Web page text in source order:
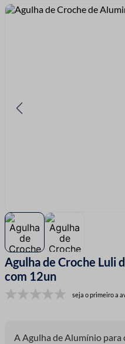
Agulha de Croche Luli
com 12un
seja o primeiro a
A Agulha de Alumínio para
3º
botão
8º